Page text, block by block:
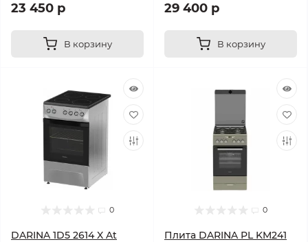
23 450 р
В корзину
29 400 р
В корзину
0
DARINA 1D5 2614 X At
0
Плита DARINA PL KM241